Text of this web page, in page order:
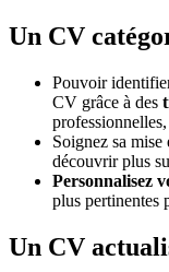
Un CV
Pouvoir
CV grâce à des
Soignez sa mise
découvrir plus
Personnalisez
plus pertinentes
Un CV